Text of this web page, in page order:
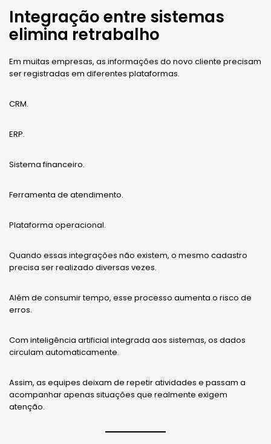
Integração entre sistemas
elimina retrabalho
Em muitas empresas, as informações do novo cliente precisam
ser registradas em diferentes plataformas.
CRM.
ERP.
Sistema financeiro.
Ferramenta de atendimento.
Plataforma operacional.
Quando essas integrações não existem, o mesmo cadastro
precisa ser realizado diversas vezes.
Além de consumir tempo, esse processo aumenta o risco de
erros.
Com inteligência artificial integrada aos sistemas, os dados
circulam automaticamente.
Assim, as equipes deixam de repetir atividades e passam a
acompanhar apenas situações que realmente exigem
atenção.